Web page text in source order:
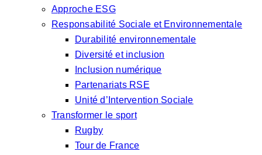
Approche ESG
Responsabilité Sociale et Environnementale
Durabilité environnementale
Diversité et inclusion
Inclusion numérique
Partenariats RSE
Unité d’Intervention Sociale
Transformer le sport
Rugby
Tour de France